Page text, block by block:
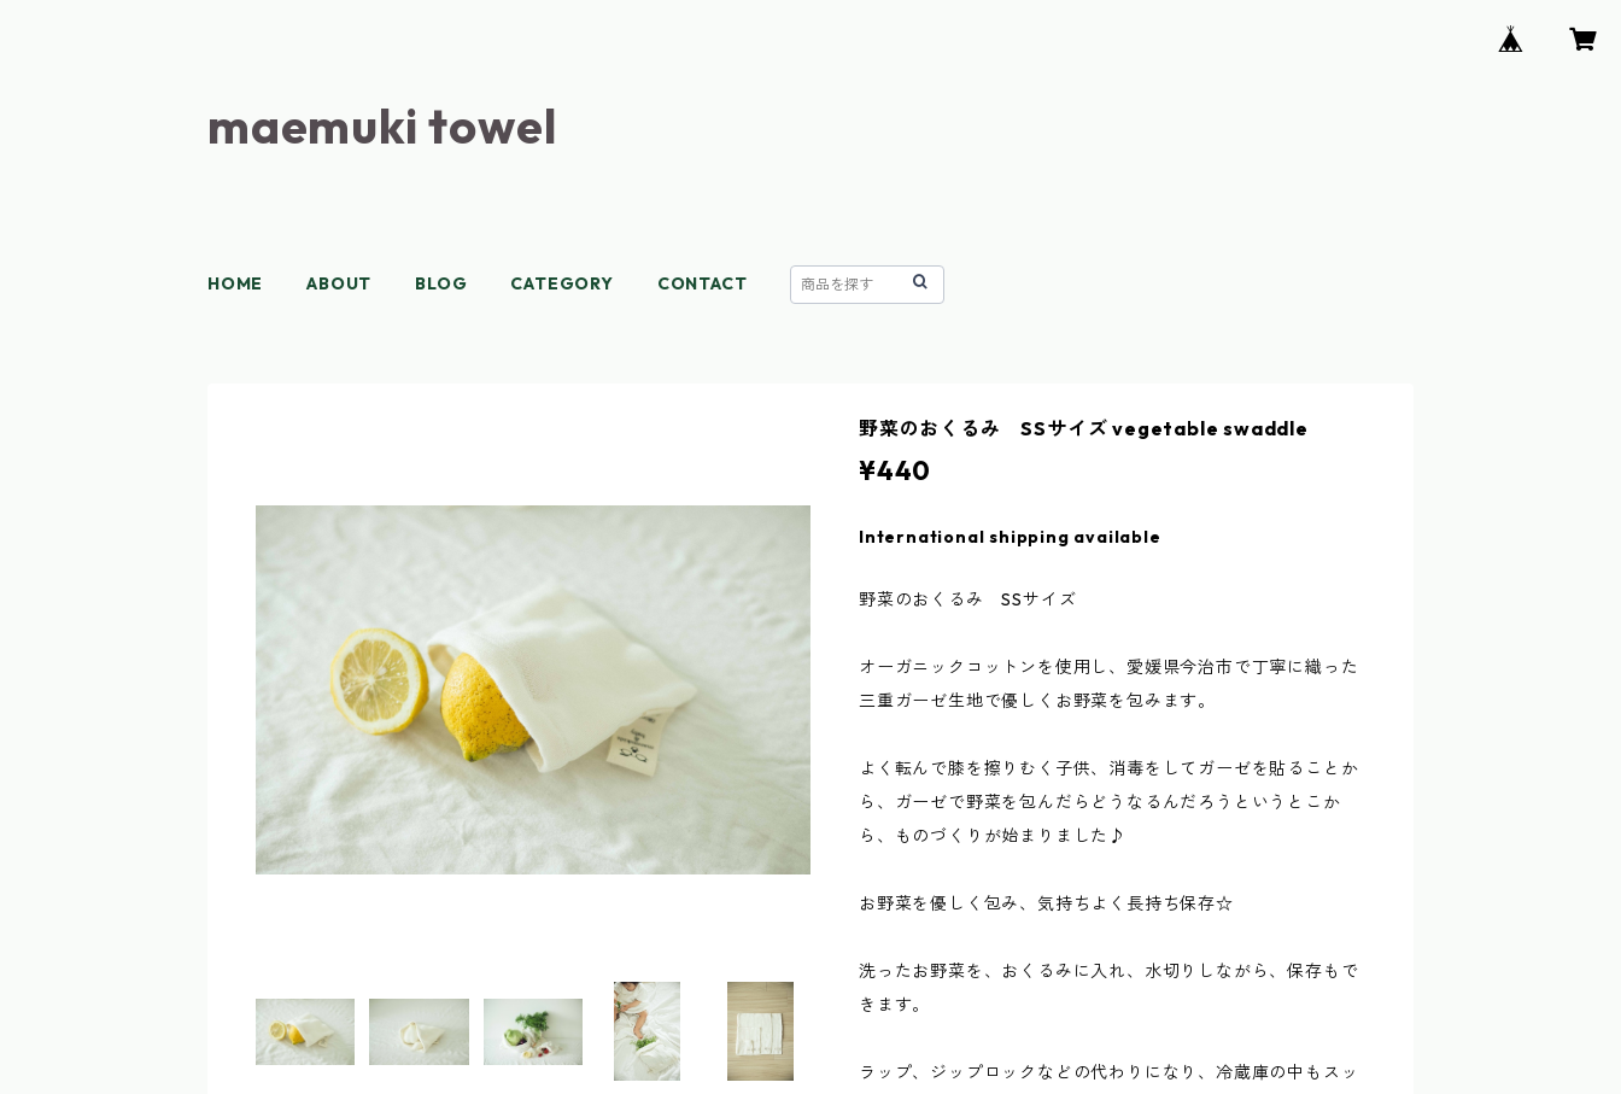
maemuki towel
HOME ABOUT BLOG CATEGORY CONTACT
野菜のおくるみ SSサイズ vegetable swaddle
¥440
International shipping available
野菜のおくるみ SSサイズ
オーガニックコットンを使用し、愛媛県今治市で丁寧に織った
三重ガーゼ生地で優しくお野菜を包みます。
よく転んで膝を擦りむく子供、消毒をしてガーゼを貼ることか
ら、ガーゼで野菜を包んだらどうなるんだろうというとこか
ら、ものづくりが始まりました♪
お野菜を優しく包み、気持ちよく長持ち保存☆
洗ったお野菜を、おくるみに入れ、水切りしながら、保存もで
きます。
ラップ、ジップロックなどの代わりになり、冷蔵庫の中もスッ